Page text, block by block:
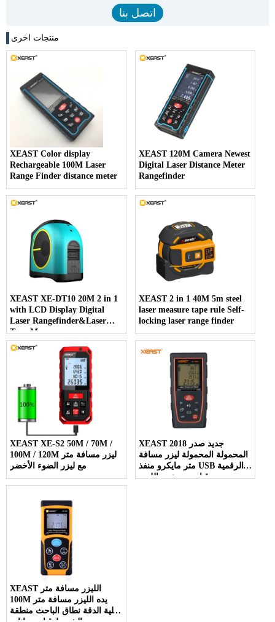
منتجات اخرى
XEAST Color display
Rechargeable 100M Laser
Range Finder distance meter
XEAST 120M Camera Newest
Digital Laser Distance Meter
Rangefinder
XEAST XE-DT10 20M 2 in 1
with LCD Display Digital
Laser Rangefinder&Laser
Tape Measure
XEAST 2 in 1 40M 5m steel
laser measure tape rule Self-
locking laser range finder
XEAST XE-S2 50M / 70M /
100M / 120M ليزر مسافة متر
مع ليزر الضوء الأخضر
XEAST 2018 جديد صدر
المحمولة المحمولة ليزر مسافة
متر مايكرو منفذ USB الرقمية
قياس مستوى الليزر
XEAST الليزر مسافة متر
100M يده الليزر مسافة متر
عالية الدقة نطاق الباحث منطقة